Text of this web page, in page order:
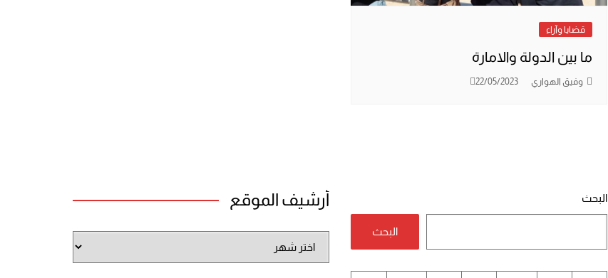
قضايا وآراء
ما بين الدولة والامارة
وفيق الهواري 22/05/2023
البحث
البحث
أرشيف الموقع
الموقع